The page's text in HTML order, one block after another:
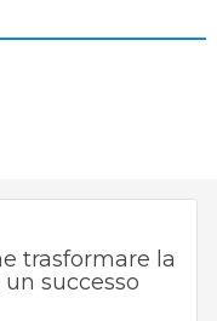
trasformare la
successo